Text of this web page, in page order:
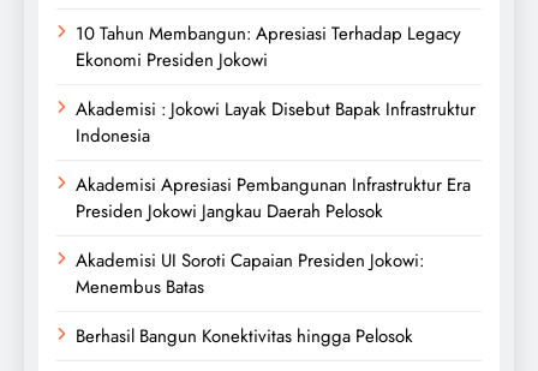
10 Tahun Membangun: Apresiasi Terhadap Legacy
Ekonomi Presiden Jokowi
Akademisi : Jokowi Layak Disebut Bapak Infrastruktur
Indonesia
Akademisi Apresiasi Pembangunan Infrastruktur Era
Presiden Jokowi Jangkau Daerah Pelosok
Akademisi UI Soroti Capaian Presiden Jokowi:
Menembus Batas
Berhasil Bangun Konektivitas hingga Pelosok